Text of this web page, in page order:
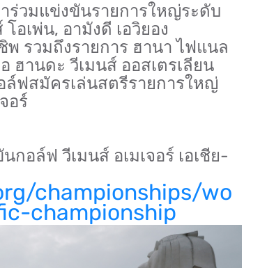
ร่วมแข่งขันรายการใหญ่ระดับ
โอเพ่น, อามังดี เอวิยอง
รวมถึงรายการ ฮานา ไฟแนล
ฮานดะ วีเมนส์ ออสเตรเลียน
ฟสมัครเล่นสตรีรายการใหญ่
อร์
อล์ฟ วีเมนส์ อเมเจอร์ เอเชีย-
championships/wo
championship